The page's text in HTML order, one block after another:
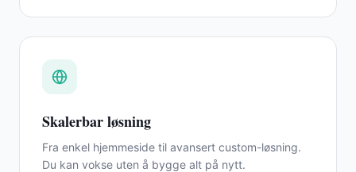
Skalerbar løsning
Fra enkel hjemmeside til avansert custom-løsning.
Du kan vokse uten å bygge alt på nytt.